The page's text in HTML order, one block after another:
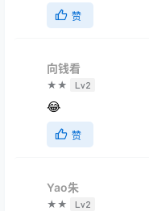
赞
向钱看
★★ Lv2
😂
赞
Yao朱
★★ Lv2